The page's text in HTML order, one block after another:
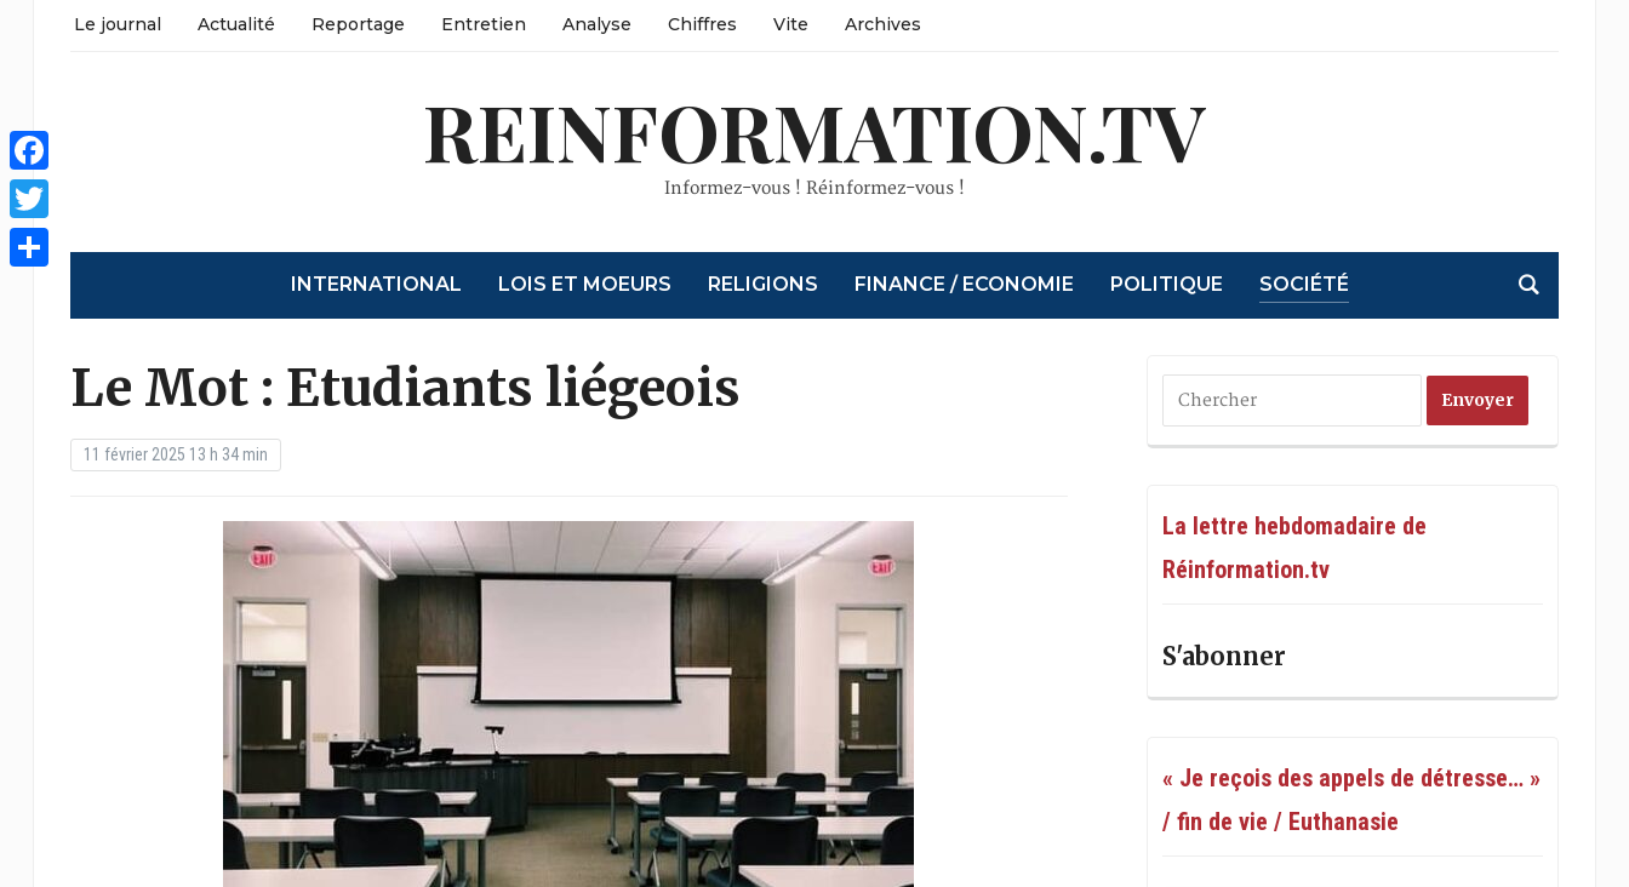
Le journal Actualité Reportage Entretien Analyse Chiffres Vite Archives
REINFORMATION.TV
Informez-vous ! Réinformez-vous !
INTERNATIONAL LOIS ET MOEURS RELIGIONS FINANCE / ECONOMIE POLITIQUE SOCIÉTÉ
Le Mot : Etudiants liégeois
11 février 2025 13 h 34 min
La lettre hebdomadaire de
Réinformation.tv
S'abonner
« Je reçois des appels de détresse… »
/ fin de vie / Euthanasie
Facebook
Twitter